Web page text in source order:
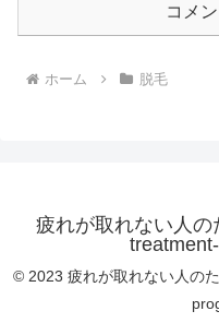
コメ
ホーム 脱毛
疲れが取れない人の
© 2023 疲れが取れない人の